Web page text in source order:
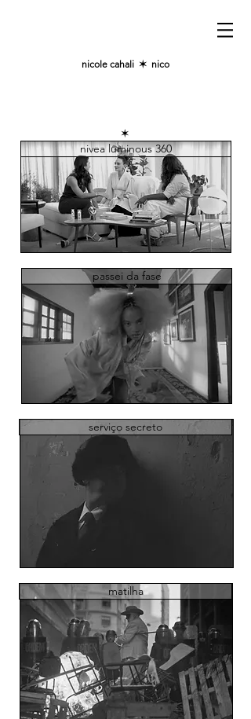
nicole cahali ✶ nico
✶
nivea luminous 360
passei da fase
serviço secreto
matilha